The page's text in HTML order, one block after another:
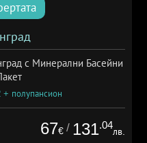
с Минерални Басейни
полупансион
67€ / 131.04
лв.